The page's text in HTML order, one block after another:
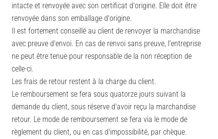
intacte et renvoyée avec son certificat d'origine. Elle doit être
renvoyée dans son emballage d'origine.
Il est fortement conseillé au client de renvoyer la marchandise
avec preuve d'envoi. En cas de renvoi sans preuve, l'entreprise
ne peut être tenue pour responsable de la non réception de
celle-ci.
Les frais de retour restent à la charge du client.
Le remboursement se fera sous quatorze jours suivant la
demande du client, sous réserve d'avoir reçu la marchandise
retour. Le mode de remboursement se fera via le mode de
règlement du client, ou en cas d'impossibilité, par chèque.